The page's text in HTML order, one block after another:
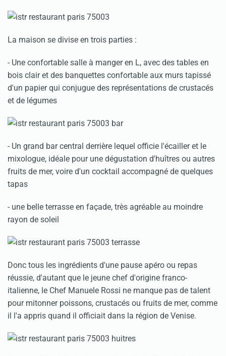
La maison se divise en trois parties :
- Une confortable salle à manger en L, avec des tables en
bois clair et des banquettes confortable aux murs tapissé
d'un papier qui conjugue des représentations de crustacés
et de légumes
- Un grand bar central derrière lequel officie l'écailler et le
mixologue, idéale pour une dégustation d'huîtres ou autres
fruits de mer, voire d'un cocktail accompagné de quelques
tapas
- une belle terrasse en façade, très agréable au moindre
rayon de soleil
Donc tous les ingrédients d'une pause apéro ou repas
réussie, d'autant que le jeune chef d'origine franco-
italienne, le Chef Manuele Rossi ne manque pas de talent
pour mitonner poissons, crustacés ou fruits de mer, comme
il l'a appris quand il officiait dans la région de Venise.